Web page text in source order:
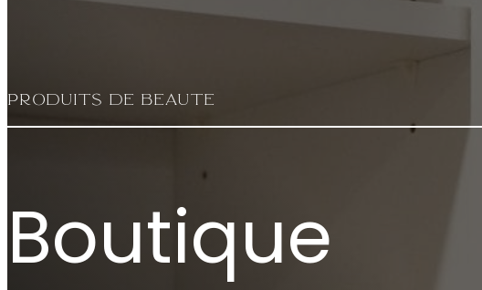
Produits de beauté
Boutique